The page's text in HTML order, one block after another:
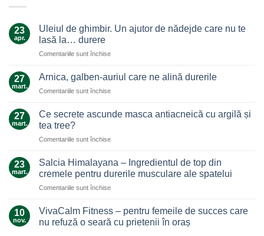
23
apr.
Uleiul de ghimbir. Un ajutor de nădejde care nu te
lasă la… durere
Comentariile sunt închisepentru
de
Un
de
nu
lasă
la…
27
mart.
Arnica, galben-auriul care ne alină durerile
Comentariile sunt închisepentru
galben-
ne
durerile
27
mart.
Ce secrete ascunde masca antiacneică cu argilă și
tea tree?
Comentariile sunt închisepentru
secrete
ascunde
masca
antiacneică
argilă
23
mart.
Salcia Himalayana – Ingredientul de top din
cremele pentru durerile musculare ale spatelui
Comentariile sunt închisepentru
Himalayana
Ingredientul
10
nov.
VivaCalm Fitness – pentru femeile de succes care
nu refuză o seară cu prietenii în oraș